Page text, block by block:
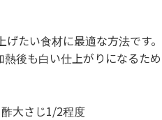
たい食材に最適な方法です
後も白い仕上がりになるた
大さじ1/2程度